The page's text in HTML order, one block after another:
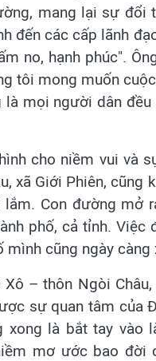
mang lại sự đổi
đến các cấp lãnh
no, hạnh phúc".
tôi mong muốn
mọi người dân
cho niềm vui và
xã Giới Phiên,
Con đường mở
phố, cả tỉnh. Việc
cũng ngày càng
– thôn Ngòi
sự quan tâm của
xong là bắt tay vào
mơ ước bao đời